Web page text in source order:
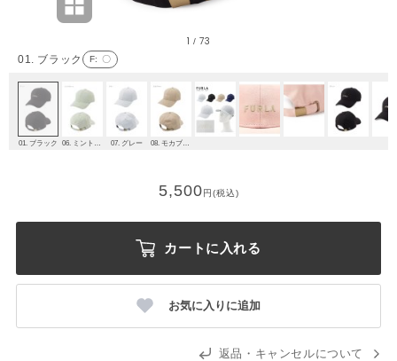
01. ブラック F: 〇
1 /73
01. ブラック 07. グレー
5,500円(税込)
カートに入れる
お気に入りに追加
返品・キャンセルについて